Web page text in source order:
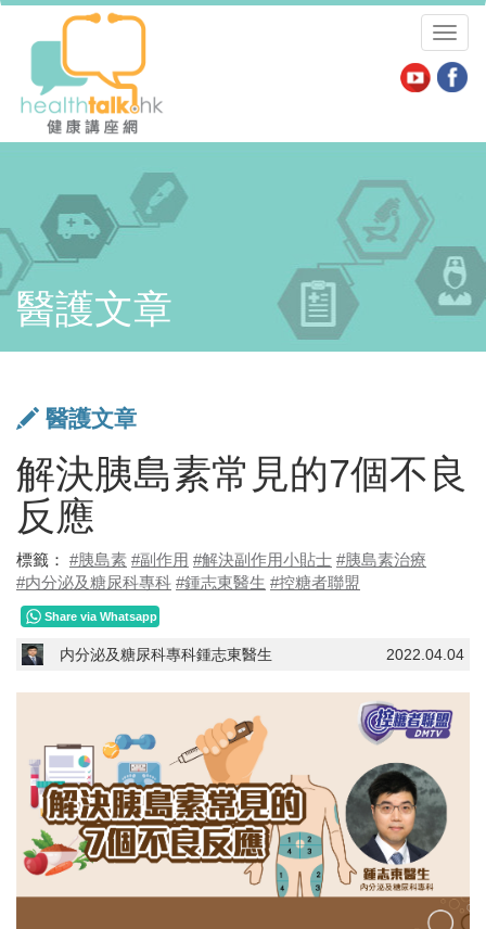
醫護文章
醫護文章
解決胰島素常見的7個不良
反應
標籤： #胰島素 #副作用 #解決副作用小貼士 #胰島素治療
#内分泌及糖尿科專科 #鍾志東醫生 #控糖者聯盟
Share via Whatsapp
2022.04.04
内分泌及糖尿科專科鍾志東醫生